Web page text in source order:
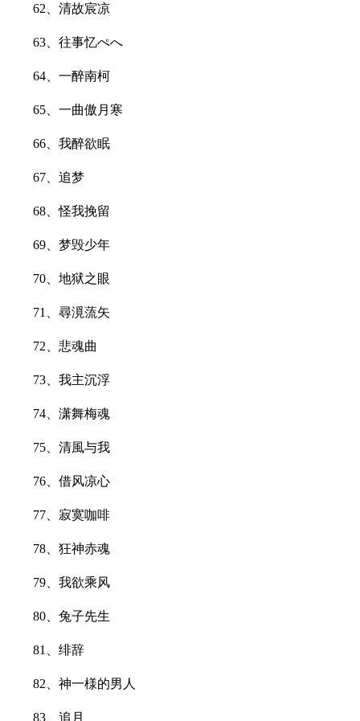
62、清故宸凉
63、往事忆ぺへ
64、一醉南柯
65、一曲傲月寒
66、我醉欲眠
67、追梦
68、怪我挽留
69、梦毁少年
70、地狱之眼
71、尋漞蓅矢
72、悲魂曲
73、我主沉浮
74、潇舞梅魂
75、清風与我
76、借风凉心
77、寂寞咖啡
78、狂神赤魂
79、我欲乘风
80、兔子先生
81、绯辞
82、神一様的男人
83、追月